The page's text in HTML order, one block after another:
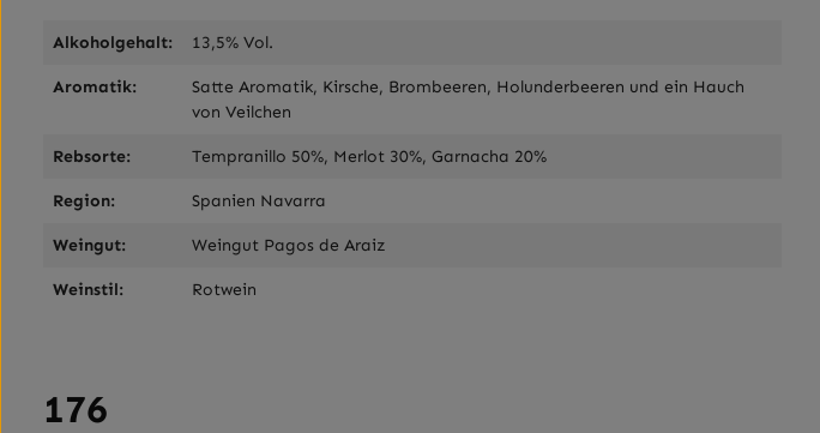
Alkoholgehalt: 13,5% Vol.
Aromatik:
Satte Aromatik, Kirsche, Brombeeren, Holunderbeeren und ein Hauch
von Veilchen
Rebsorte: Tempranillo 50%, Merlot 30%, Garnacha 20%
Region: Spanien Navarra
Weingut: Weingut Pagos de Araiz
Weinstil: Rotwein
176